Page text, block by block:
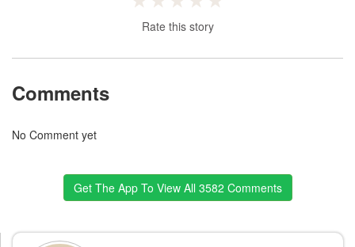
Rate this story
Comments
No Comment yet
Get The App To View All 3582 Comments